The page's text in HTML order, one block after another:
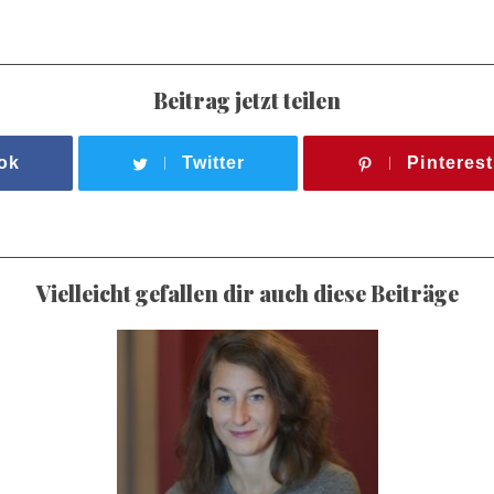
Beitrag jetzt teilen
Twitter Pinterest
Vielleicht gefallen dir auch diese Beiträge